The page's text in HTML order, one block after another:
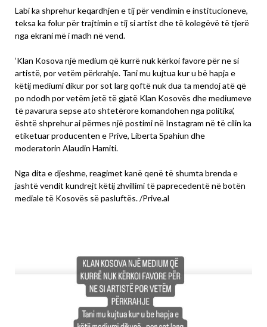
Labi ka shprehur keqardhjen e tij për vendimin e institucioneve,
teksa ka folur për trajtimin e tij si artist dhe të kolegëvë të tjerë
nga ekrani më i madh në vend.
‘Klan Kosova një medium që kurrë nuk kërkoi favore për ne si
artistë, por vetëm përkrahje. Tani mu kujtua kur u bë hapja e
këtij mediumi dikur por sot larg qoftë nuk dua ta mendoj atë që
po ndodh por vetëm jetë të gjatë Klan Kosovës dhe mediumeve
të pavarura sepse ato shtetërore komandohen nga politika’,
është shprehur ai përmes një postimi në Instagram në të cilin ka
etiketuar producenten e Prive, Liberta Spahiun dhe
moderatorin Alaudin Hamiti.
Nga dita e djeshme, reagimet kanë qenë të shumta brenda e
jashtë vendit kundrejt këtij zhvillimi të paprecedentë në botën
mediale të Kosovës së pasluftës. /Prive.al